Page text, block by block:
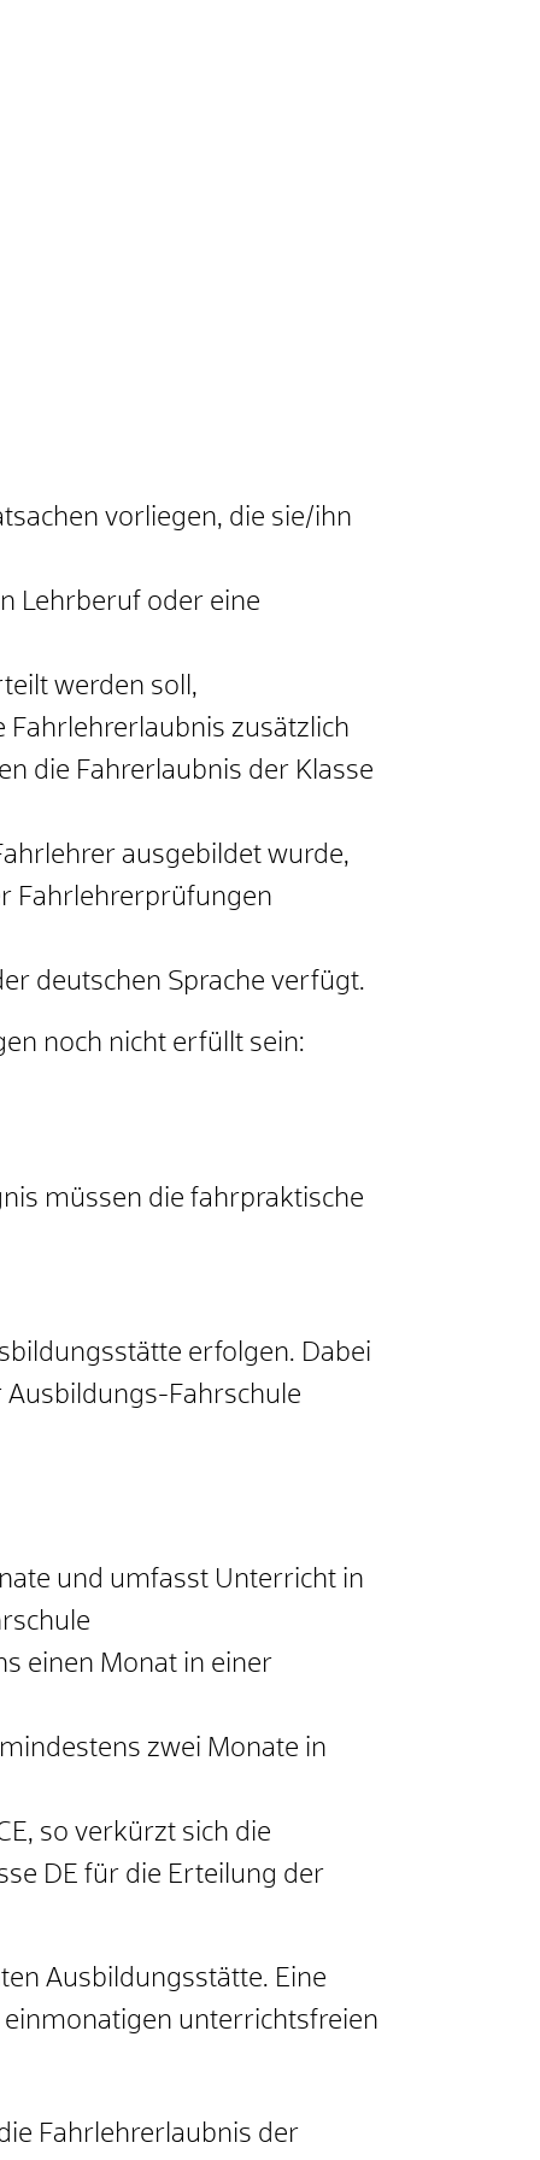
vorliegen, die sie/ihn
Lehrberuf oder eine
werden soll,
Fahrlehrerlaubnis zusätzlich
die Fahrerlaubnis der Klasse
ausgebildet wurde,
Fahrlehrerprüfungen
deutschen Sprache verfügt.
noch nicht erfüllt sein:
müssen die fahrpraktische
erfolgen. Dabei
Fahrschule
und umfasst Unterricht in
einen Monat in einer
zwei Monate in
so verkürzt sich die
DE für die Erteilung der
Ausbildungsstätte. Eine
unterrichtsfreien
Fahrlehrerlaubnis der